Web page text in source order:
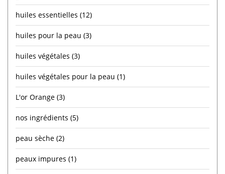
huiles essentielles (12)
huiles pour la peau (3)
huiles végétales (3)
huiles végétales pour la peau (1)
L'or Orange (3)
nos ingrédients (5)
peau sèche (2)
peaux impures (1)